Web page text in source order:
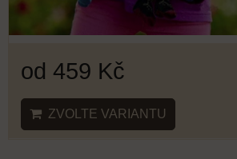
od 459 Kč
ZVOLTE VARIANTU